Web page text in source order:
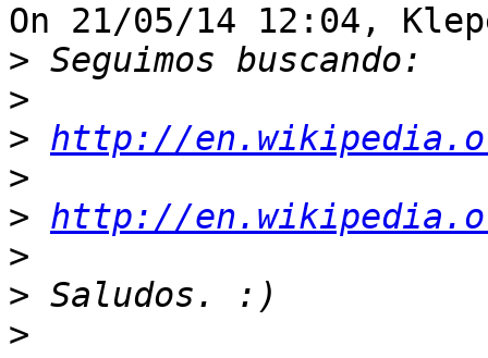
On 21/05/14 12:04,
>
>
> http://
>
> http://
>
>
>